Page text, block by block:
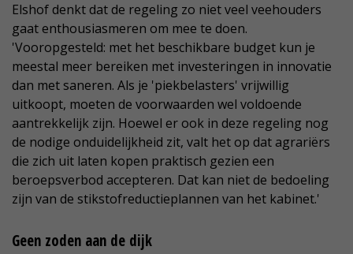
Elshof denkt dat de regeling zo niet veel veehouders
gaat enthousiasmeren om mee te doen.
'Vooropgesteld: met het beschikbare budget kun je
meestal meer bereiken met investeringen in innovatie
dan met saneren. Als je 'piekbelasters' vrijwillig
uitkoopt, moeten de voorwaarden wel voldoende
aantrekkelijk zijn. Hoewel er ook in deze regeling nog
de nodige onduidelijkheid zit, valt het op dat agrariërs
die zich uit laten kopen praktisch gezien een
beroepsverbod accepteren. Dat kan niet de bedoeling
zijn van de stikstofreductieplannen van het kabinet.'
Geen zoden aan de dijk